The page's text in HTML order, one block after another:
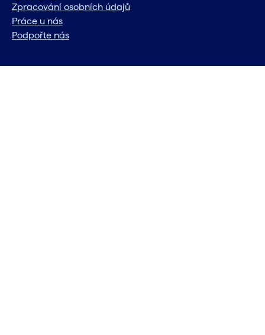
Zpracování osobních údajů
Práce u nás
Podpořte nás